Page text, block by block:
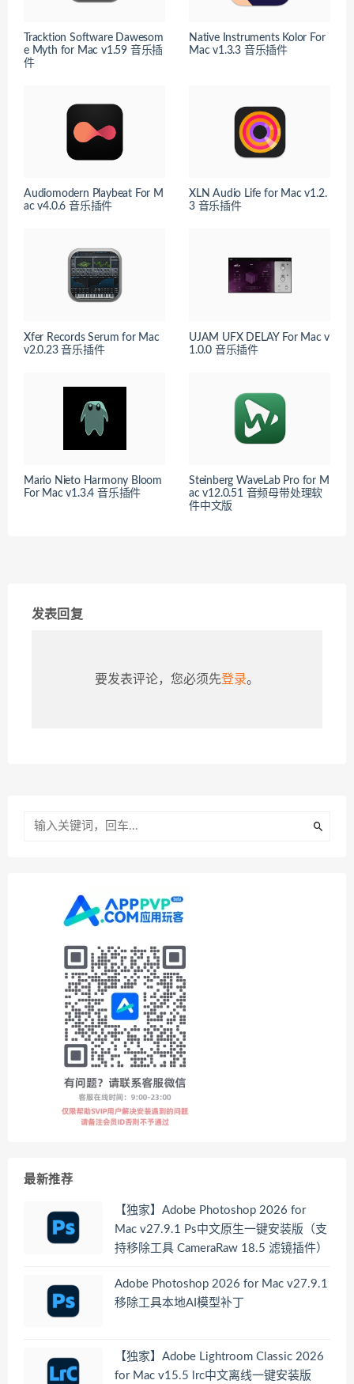
Tracktion Software Dawesom
e Myth for Mac v1.59 音乐插
件
Native Instruments Kolor For
Mac v1.3.3 音乐插件
Audiomodern Playbeat For M
ac v4.0.6 音乐插件
XLN Audio Life for Mac v1.2.
3 音乐插件
Xfer Records Serum for Mac
v2.0.23 音乐插件
UJAM UFX DELAY For Mac v
1.0.0 音乐插件
Mario Nieto Harmony Bloom
For Mac v1.3.4 音乐插件
Steinberg WaveLab Pro for M
ac v12.0.51 音频母带处理软
件中文版
发表回复
要发表评论，您必须先登录。
最新推荐
【独家】Adobe Photoshop 2026 for
Mac v27.9.1 Ps中文原生一键安装版（支
持移除工具 CameraRaw 18.5 滤镜插件）
Adobe Photoshop 2026 for Mac v27.9.1
移除工具本地AI模型补丁
【独家】Adobe Lightroom Classic 2026
for Mac v15.5 lrc中文离线一键安装版